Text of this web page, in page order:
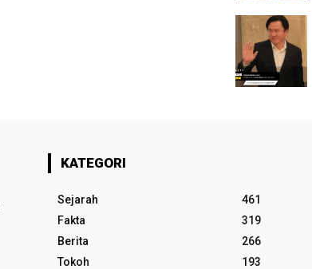
KATEGORI
Sejarah
461
Fakta
319
Berita
266
Tokoh
193